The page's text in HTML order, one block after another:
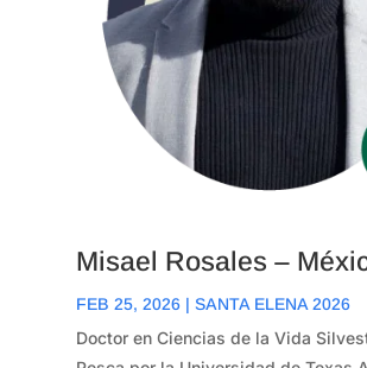
Misael Rosales –
FEB 25, 2026| SANTA ELENA 2026
Doctor en Ciencias de la Vida